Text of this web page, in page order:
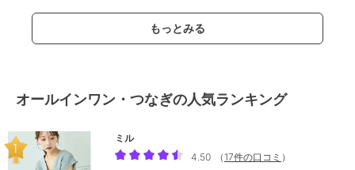
もっとみる
オールインワン・つなぎの人気ランキング
ミル
4.50
（ 17件の口コミ ）